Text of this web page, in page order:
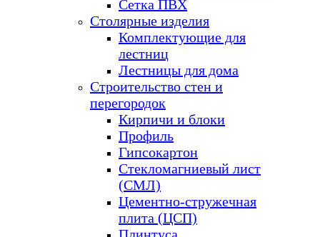
Сетка ПВХ
Столярные изделия
Комплектующие для
лестниц
Лестницы для дома
Строительство стен и
перегородок
Кирпичи и блоки
Профиль
Гипсокартон
Стекломагниевый лист
(СМЛ)
Цементно-стружечная
плита (ЦСП)